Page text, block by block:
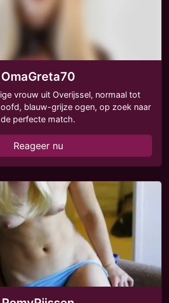
OmaGreta70
vrouw uit Overijssel, normaal tot
blauw-grijze ogen, op zoek naar
de perfecte match.
Reageer nu